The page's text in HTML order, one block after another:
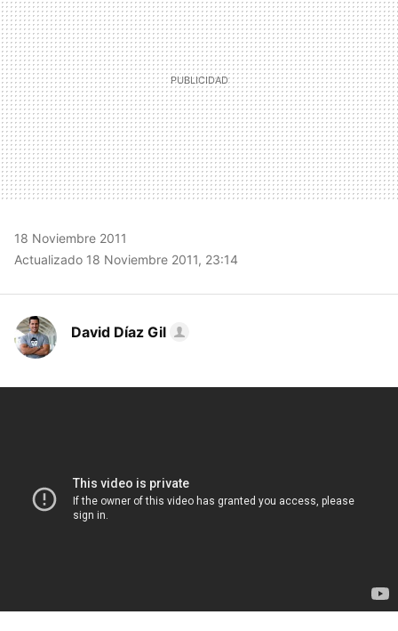
18 Noviembre 2011
Actualizado 18 Noviembre 2011, 23:14
David Díaz Gil